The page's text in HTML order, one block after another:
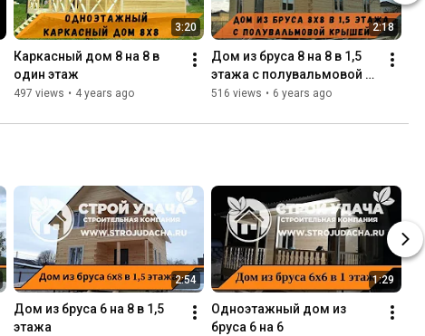
3:20
Каркасный дом 8 на 8 в
один этаж
497 views • 4 years ago
2:18
Дом из бруса 8 на 8 в 1,5
этажа с полувальмовой
крышей
516 views • 6 years ago
2:54
Дом из бруса 6 на 8 в 1,5
этажа
1:29
Одноэтажный дом из
бруса 6 на 6